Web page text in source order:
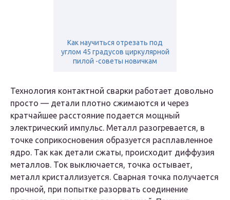
Как научиться отрезать под
углом 45 градусов циркулярной
пилой -советы новичкам
Технология контактной сварки работает довольно
просто — детали плотно сжимаются и через
кратчайшее расстояние подается мощный
электрический импульс. Металл разогревается, в
точке соприкосновения образуется расплавленное
ядро. Так как детали сжаты, происходит диффузия
металлов. Ток выключается, точка остывает,
металл кристаллизуется. Сварная точка получается
прочной, при попытке разорвать соединение